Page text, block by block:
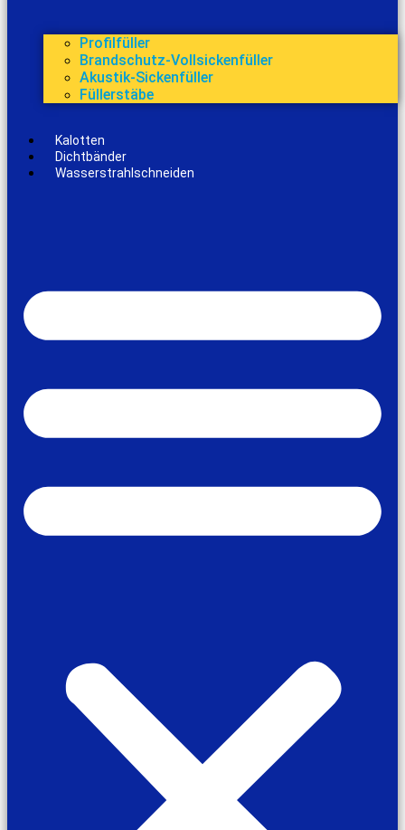
Profilfüller
Brandschutz-Vollsickenfüller
Akustik-Sickenfüller
Füllerstäbe
Kalotten
Dichtbänder
Wasserstrahlschneiden